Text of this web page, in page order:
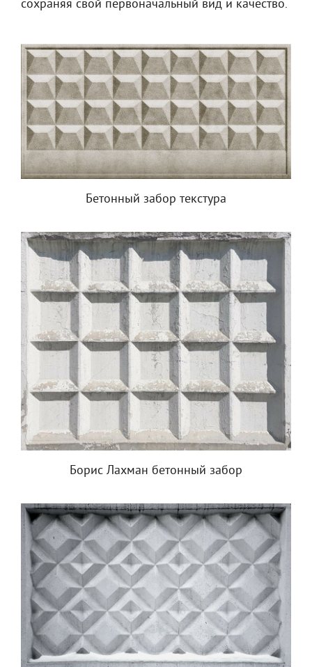
сохраняя свой первоначальный вид и качество.
Бетонный забор текстура
Борис Лахман бетонный забор